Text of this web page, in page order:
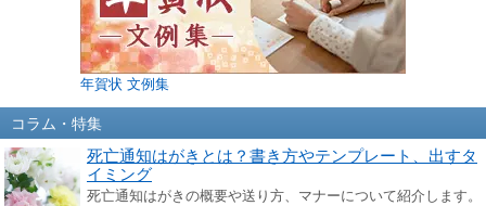
年賀状 文例集
コラム・特集
死亡通知はがきとは？書き方やテンプレート、出すタ
イミング
死亡通知はがきの概要や送り方、マナーについて紹介します。